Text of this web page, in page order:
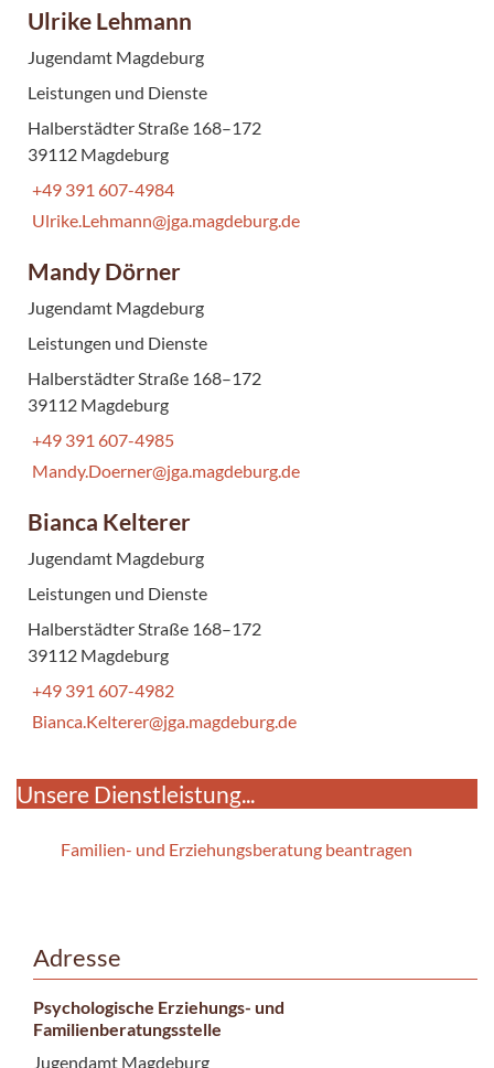
Ulrike Lehmann
Jugendamt Magdeburg
Leistungen und Dienste
Halberstädter Straße 168–172
39112 Magdeburg
+49 391 607-4984
Ulrike.Lehmann@jga.magdeburg.de
Mandy Dörner
Jugendamt Magdeburg
Leistungen und Dienste
Halberstädter Straße 168–172
39112 Magdeburg
+49 391 607-4985
Mandy.Doerner@jga.magdeburg.de
Bianca Kelterer
Jugendamt Magdeburg
Leistungen und Dienste
Halberstädter Straße 168–172
39112 Magdeburg
+49 391 607-4982
Bianca.Kelterer@jga.magdeburg.de
Unsere Dienstleistung...
Familien- und Erziehungsberatung beantragen
Adresse
Psychologische Erziehungs- und
Familienberatungsstelle
Jugendamt Magdeburg